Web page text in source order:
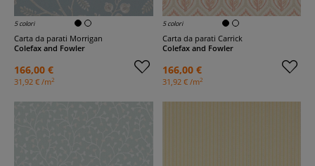
5 colori
Carta da parati Morrigan
Colefax and Fowler
166,00 €
31,92 € /m2
5 colori
Carta da parati Carrick
Colefax and Fowler
166,00 €
31,92 € /m2